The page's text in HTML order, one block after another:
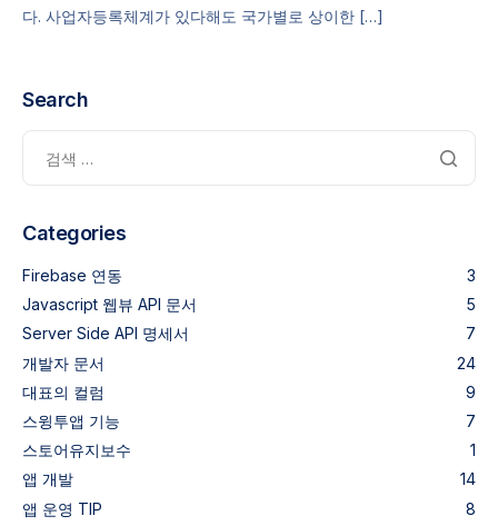
다. 사업자등록체계가 있다해도 국가별로 상이한 […]
Search
Categories
Firebase 연동
3
Javascript 웹뷰 API 문서
5
Server Side API 명세서
7
개발자 문서
24
대표의 컬럼
9
스윙투앱 기능
7
스토어유지보수
1
앱 개발
14
앱 운영 TIP
8